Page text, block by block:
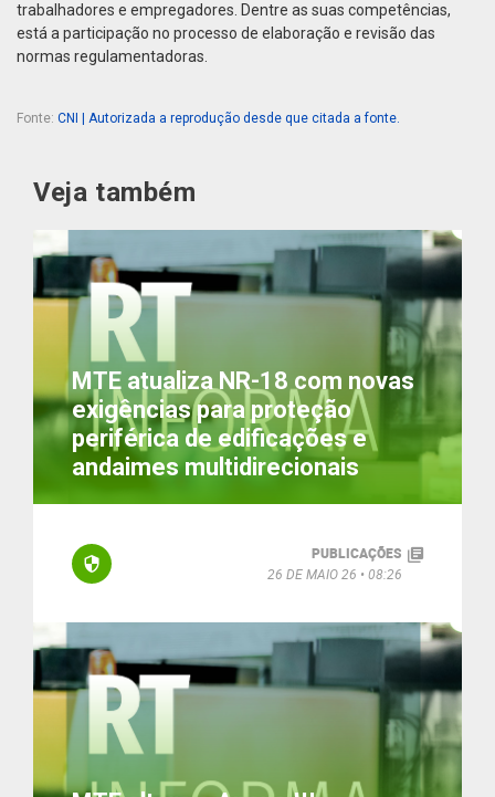
trabalhadores e empregadores. Dentre as suas competências,
está a participação no processo de elaboração e revisão das
normas regulamentadoras.
Fonte: CNI | Autorizada a reprodução desde que citada a fonte.
Veja também
MTE atualiza NR-18 com novas
exigências para proteção
periférica de edificações e
andaimes multidirecionais
PUBLICAÇÕES
26 DE MAIO 26
08:26